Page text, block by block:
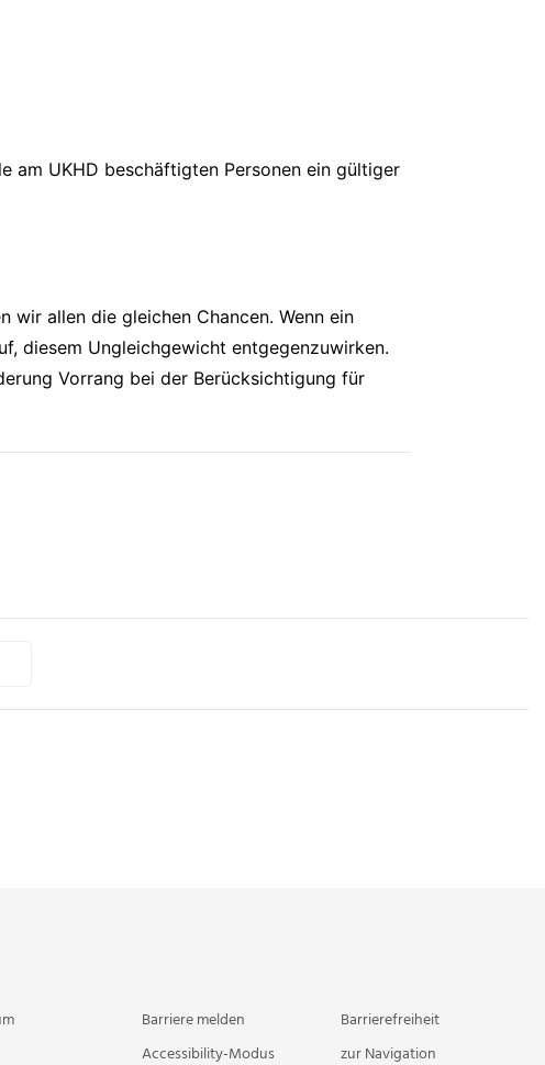
am UKHD beschäftigten Personen ein gültiger
wir allen die gleichen Chancen. Wenn ein
diesem Ungleichgewicht entgegenzuwirken.
Vorrang bei der Berücksichtigung für
Barriere melden
Accessibility-Modus
Barrierefreiheit
zur Navigation